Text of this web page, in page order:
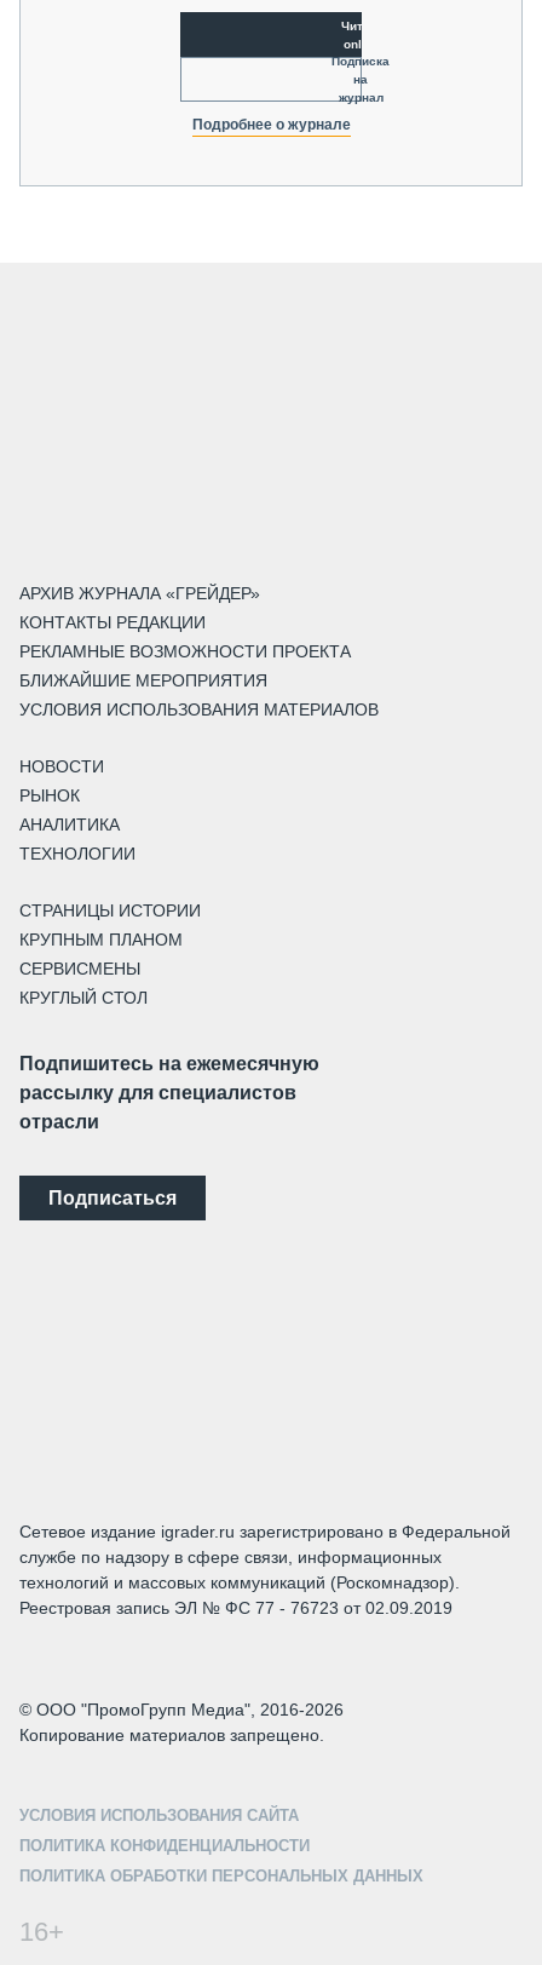
Читать
online
Подписка
на
журнал
Подробнее о журнале
АРХИВ ЖУРНАЛА «ГРЕЙДЕР»
КОНТАКТЫ РЕДАКЦИИ
РЕКЛАМНЫЕ ВОЗМОЖНОСТИ ПРОЕКТА
БЛИЖАЙШИЕ МЕРОПРИЯТИЯ
УСЛОВИЯ ИСПОЛЬЗОВАНИЯ МАТЕРИАЛОВ
НОВОСТИ
РЫНОК
АНАЛИТИКА
ТЕХНОЛОГИИ
СТРАНИЦЫ ИСТОРИИ
КРУПНЫМ ПЛАНОМ
СЕРВИСМЕНЫ
КРУГЛЫЙ СТОЛ
Подпишитесь на ежемесячную
рассылку для специалистов
отрасли
Подписаться
Сетевое издание igrader.ru зарегистрировано в Федеральной
службе по надзору в сфере связи, информационных
технологий и массовых коммуникаций (Роскомнадзор).
Реестровая запись ЭЛ № ФС 77 - 76723 от 02.09.2019
© ООО "ПромоГрупп Медиа", 2016-2026
Копирование материалов запрещено.
УСЛОВИЯ ИСПОЛЬЗОВАНИЯ САЙТА
ПОЛИТИКА КОНФИДЕНЦИАЛЬНОСТИ
ПОЛИТИКА ОБРАБОТКИ ПЕРСОНАЛЬНЫХ ДАННЫХ
16+